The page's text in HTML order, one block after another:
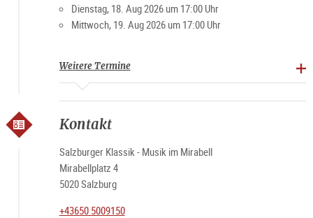
Dienstag, 18. Aug 2026 um 17:00 Uhr
Mittwoch, 19. Aug 2026 um 17:00 Uhr
Weitere Termine
Kontakt
Salzburger Klassik - Musik im Mirabell
Mirabellplatz 4
5020 Salzburg
+43650 5009150